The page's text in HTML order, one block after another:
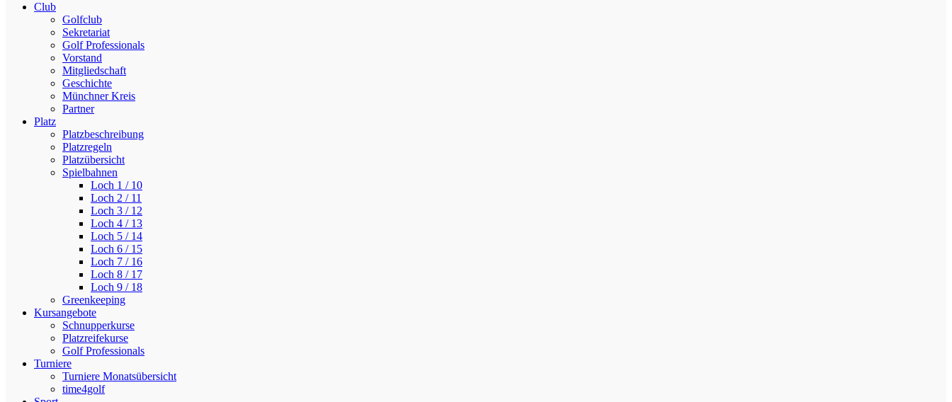
Club
Golfclub
Sekretariat
Golf Professionals
Vorstand
Mitgliedschaft
Geschichte
Münchner Kreis
Partner
Platz
Platzbeschreibung
Platzregeln
Platzübersicht
Spielbahnen
Loch 1 / 10
Loch 2 / 11
Loch 3 / 12
Loch 4 / 13
Loch 5 / 14
Loch 6 / 15
Loch 7 / 16
Loch 8 / 17
Loch 9 / 18
Greenkeeping
Kursangebote
Schnupperkurse
Platzreifekurse
Golf Professionals
Turniere
Turniere Monatsübersicht
time4golf